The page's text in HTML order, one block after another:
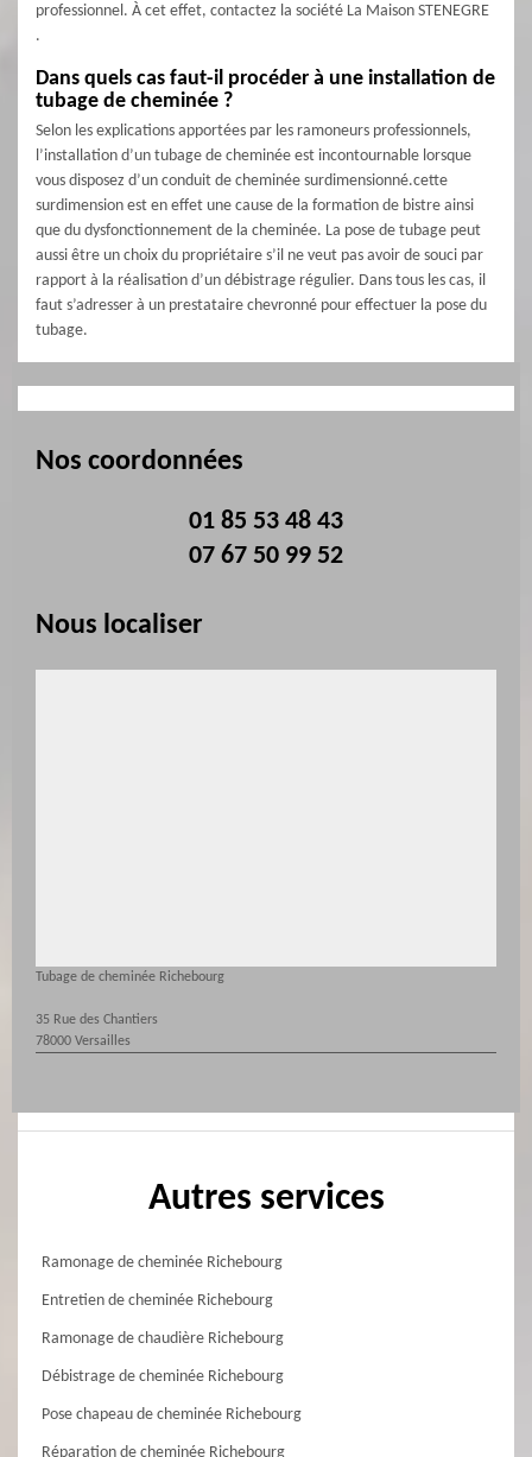
professionnel. À cet effet, contactez la société La Maison STENEGRE
.
Dans quels cas faut-il procéder à une installation de
tubage de cheminée ?
Selon les explications apportées par les ramoneurs professionnels,
l’installation d’un tubage de cheminée est incontournable lorsque
vous disposez d’un conduit de cheminée surdimensionné.cette
surdimension est en effet une cause de la formation de bistre ainsi
que du dysfonctionnement de la cheminée. La pose de tubage peut
aussi être un choix du propriétaire s’il ne veut pas avoir de souci par
rapport à la réalisation d’un débistrage régulier. Dans tous les cas, il
faut s’adresser à un prestataire chevronné pour effectuer la pose du
tubage.
Nos coordonnées
01 85 53 48 43
07 67 50 99 52
Nous localiser
Tubage de cheminée Richebourg
35 Rue des Chantiers
78000 Versailles
Autres services
Ramonage de cheminée Richebourg
Entretien de cheminée Richebourg
Ramonage de chaudière Richebourg
Débistrage de cheminée Richebourg
Pose chapeau de cheminée Richebourg
Réparation de cheminée Richebourg